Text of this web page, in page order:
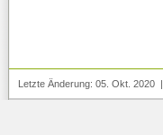
Letzte Änderung: 05. Okt. 2020 |